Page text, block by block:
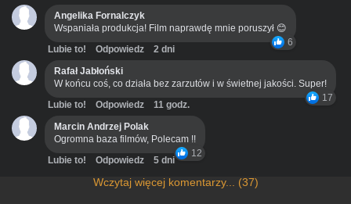
Angelika Fornalczyk
Wspaniała produkcja! Film naprawdę mnie poruszył 😊
6
Lubie to! Odpowiedz
2 dni
Rafał Jabłoński
W końcu coś, co działa bez zarzutów i w świetnej jakości. Super!
17
Lubie to! Odpowiedz
11 godz.
Marcin Andrzej Polak
Ogromna baza filmów, Polecam !!
12
Lubie to! Odpowiedz 5 dni
Wczytaj więcej komentarzy... (37)